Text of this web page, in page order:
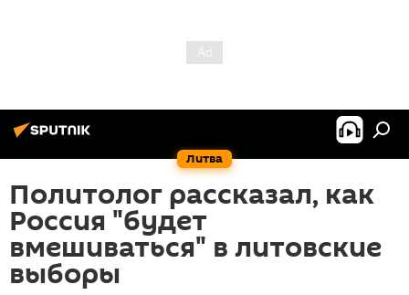
Литва
Политолог рассказал, как
Россия "будет
вмешиваться" в литовские
выборы